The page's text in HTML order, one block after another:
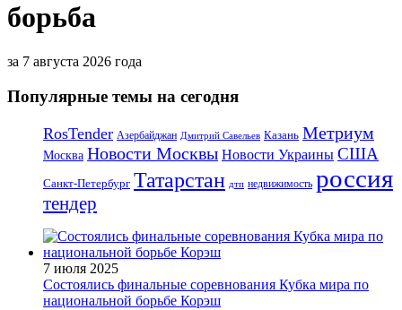
борьба
за 7 августа 2026 года
Популярные темы на сегодня
RosTender Азербайджан Дмитрий Савельев Казань Метриум
Москва Новости Москвы Новости Украины США
Санкт-Петербург Татарстан дтп недвижимость россия
тендер
7 июля 2025
Состоялись финальные соревнования Кубка мира по
национальной борьбе Корэш